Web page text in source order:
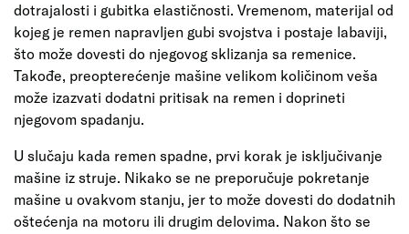
dotrajalosti i gubitka elastičnosti. Vremenom, materijal od
kojeg je remen napravljen gubi svojstva i postaje labaviji,
što može dovesti do njegovog sklizanja sa remenice.
Takođe, preopterećenje mašine velikom količinom veša
može izazvati dodatni pritisak na remen i doprineti
njegovom spadanju.
U slučaju kada remen spadne, prvi korak je isključivanje
mašine iz struje. Nikako se ne preporučuje pokretanje
mašine u ovakvom stanju, jer to može dovesti do dodatnih
oštećenja na motoru ili drugim delovima. Nakon što se